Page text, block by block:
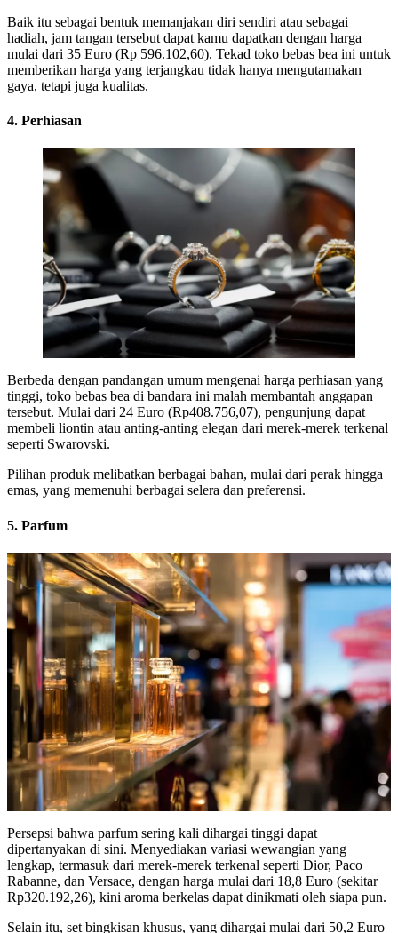
Baik itu sebagai bentuk memanjakan diri sendiri atau sebagai
hadiah, jam tangan tersebut dapat kamu dapatkan dengan harga
mulai dari 35 Euro (Rp 596.102,60). Tekad toko bebas bea ini untuk
memberikan harga yang terjangkau tidak hanya mengutamakan
gaya, tetapi juga kualitas.
4. Perhiasan
Berbeda dengan pandangan umum mengenai harga perhiasan yang
tinggi, toko bebas bea di bandara ini malah membantah anggapan
tersebut. Mulai dari 24 Euro (Rp408.756,07), pengunjung dapat
membeli liontin atau anting-anting elegan dari merek-merek terkenal
seperti Swarovski.
Pilihan produk melibatkan berbagai bahan, mulai dari perak hingga
emas, yang memenuhi berbagai selera dan preferensi.
5. Parfum
Persepsi bahwa parfum sering kali dihargai tinggi dapat
dipertanyakan di sini. Menyediakan variasi wewangian yang
lengkap, termasuk dari merek-merek terkenal seperti Dior, Paco
Rabanne, dan Versace, dengan harga mulai dari 18,8 Euro (sekitar
Rp320.192,26), kini aroma berkelas dapat dinikmati oleh siapa pun.
Selain itu, set bingkisan khusus, yang dihargai mulai dari 50,2 Euro